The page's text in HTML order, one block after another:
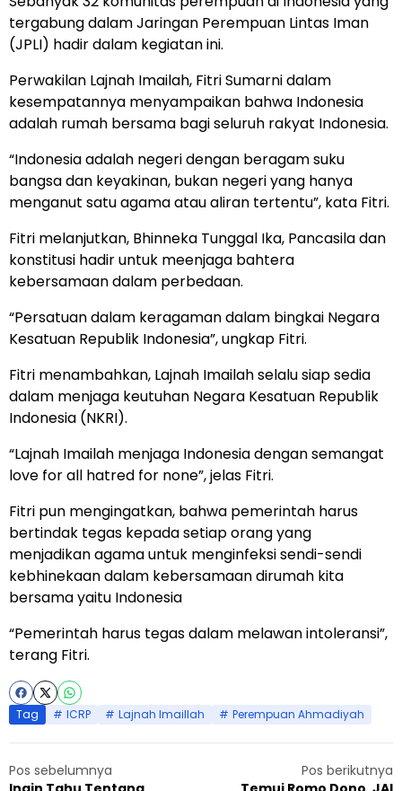
tergabung dalam Jaringan Perempuan Lintas Iman
(JPLI) hadir dalam kegiatan ini.
Perwakilan Lajnah Imailah, Fitri Sumarni dalam
kesempatannya menyampaikan bahwa Indonesia
adalah rumah bersama bagi seluruh rakyat Indonesia.
“Indonesia adalah negeri dengan beragam suku
bangsa dan keyakinan, bukan negeri yang hanya
menganut satu agama atau aliran tertentu”, kata Fitri.
Fitri melanjutkan, Bhinneka Tunggal Ika, Pancasila dan
konstitusi hadir untuk meenjaga bahtera
kebersamaan dalam perbedaan.
“Persatuan dalam keragaman dalam bingkai Negara
Kesatuan Republik Indonesia”, ungkap Fitri.
Fitri menambahkan, Lajnah Imailah selalu siap sedia
dalam menjaga keutuhan Negara Kesatuan Republik
Indonesia (NKRI).
“Lajnah Imailah menjaga Indonesia dengan semangat
love for all hatred for none”, jelas Fitri.
Fitri pun mengingatkan, bahwa pemerintah harus
bertindak tegas kepada setiap orang yang
menjadikan agama untuk menginfeksi sendi-sendi
kebhinekaan dalam kebersamaan dirumah kita
bersama yaitu Indonesia
“Pemerintah harus tegas dalam melawan intoleransi”,
terang Fitri.
Tag ICRP Lajnah Imaillah Perempuan Ahmadiyah
Pos sebelumnya
Pos berikutnya